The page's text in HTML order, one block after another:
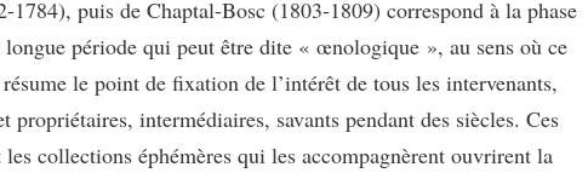
1784), puis de Chaptal-Bosc (1803-1809) correspond à la phase
période qui peut être dite « œnologique », au sens où ce
le point de fixation de l’intérêt de tous les intervenants,
propriétaires, intermédiaires, savants pendant des siècles. Ces
les collections éphémères qui les accompagnèrent ouvrirent la